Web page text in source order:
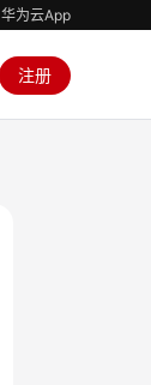
华为云App
注册